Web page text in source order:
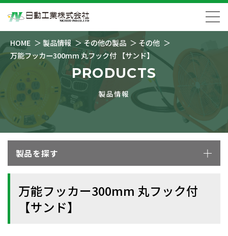
HOME 製品情報 その他の製品
その他
万能フッカー300mm 丸フック付 【サンド】
PRODUCTS
製品情報
製品を探す
万能フッカー300mm 丸フック付
【サンド】